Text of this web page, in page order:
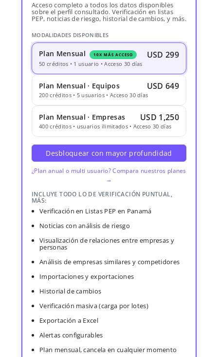
Acceso completo a todos los datos disponibles
sobre el perfil consultado. Verificación en listas
PEP, noticias de riesgo, historial de cambios, y más.
MODALIDADES DISPONIBLES
Plan Mensual 10X MÁS ACCESO USD 299
50 créditos • 1 usuario • Acceso 30 días
Plan Mensual · Equipos USD 649
200 créditos • 5 usuarios • Acceso 30 días
Plan Mensual · Empresas USD 1,250
400 créditos • usuarios ilimitados • Acceso 30 días
Desbloquear con mayor profundidad
¿Plan anual o multi usuario? Compara nuestros planes
→
INCLUYE TODO LO DE VERIFICACIÓN PUNTUAL,
MÁS:
Verificación en Listas PEP en Panamá
Noticias con análisis de riesgo
Visualización de relaciones entre empresas y
personas
Análisis de empresas similares y competidores
Importaciones y exportaciones
Historial de cambios
Verificación masiva (carga por lotes)
Exportación a Excel
Alertas configurables
Plan mensual, cancela en cualquier momento